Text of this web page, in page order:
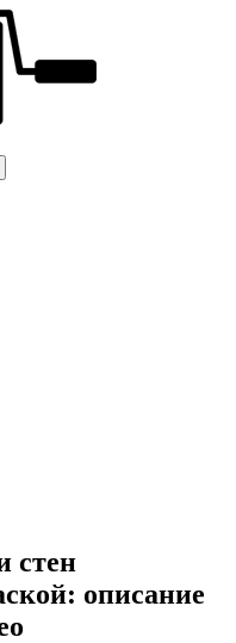
стен
описание